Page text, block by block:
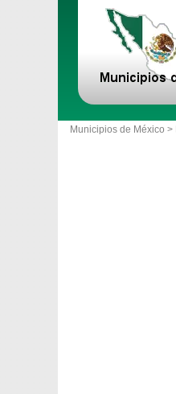
Municipios de México >